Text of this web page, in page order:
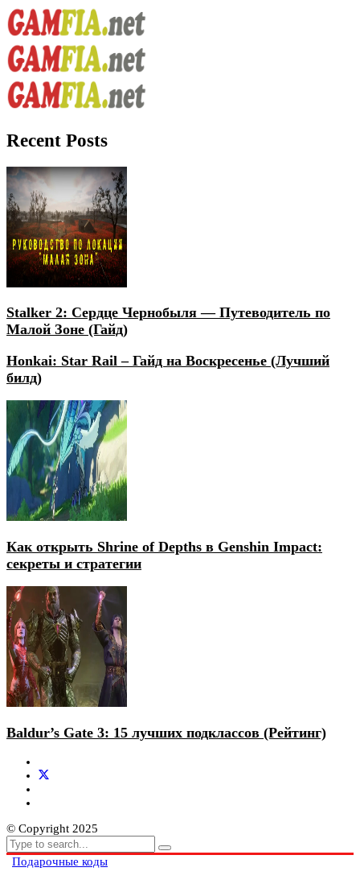
Recent Posts
Stalker 2: Сердце Чернобыля — Путеводитель по
Малой Зоне (Гайд)
Honkai: Star Rail – Гайд на Воскресенье (Лучший
билд)
Как открыть Shrine of Depths в Genshin Impact:
секреты и стратегии
Baldur’s Gate 3: 15 лучших подклассов (Рейтинг)
© Copyright 2025
Подарочные коды